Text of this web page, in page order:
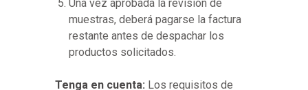
Una vez aprobada la revisión de
muestras, deberá pagarse la factura
restante antes de despachar los
productos solicitados.
Tenga en cuenta: Los requisitos de